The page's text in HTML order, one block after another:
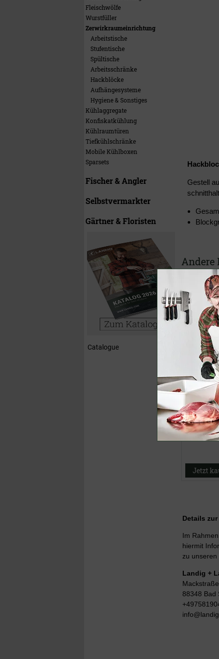
Fleischwölfe
Wurstfüller
Zerwirkraumeinrichtung
Arbeitstische
Stufentische
Spültische
Arbeitsschränke
Hackblöcke
Aufhängesysteme
Hygiene & Sonstiges
Kühlaggregate
Konfiskatkühlung
Kühlraumtüren
Tiefkühlschränke
Mobile Kühlboxen
Sparsets
Fischer & Angler
Selbstvermarkter
Gärtner & Floristen
Catalogue
Gestell
Andere
Profi
36,50 €
ab27,50 €
inklusive
Jetzt
Details
Im
hiermit
zu
Landig +
88348 Bad